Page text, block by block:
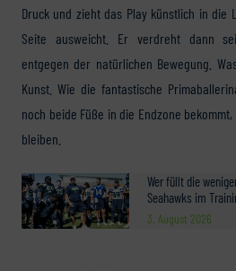
Wer füllt die
Seahawks im
3. August 2026
Druck und zieht das Play künstlich in die
Seite ausweicht. Er verdreht dann
entgegen der natürlichen Bewegung.
Kunst. Wie die fantastische
noch beide Füße in die Endzone
bleiben.